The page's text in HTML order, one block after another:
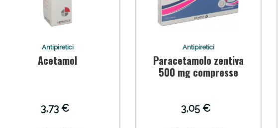
Antipiretici
Acetamol
3,73 €
Antipiretici
Paracetamolo zentiva
500 mg compresse
3,05 €
Sconto fino al 55% disponibile oggi!